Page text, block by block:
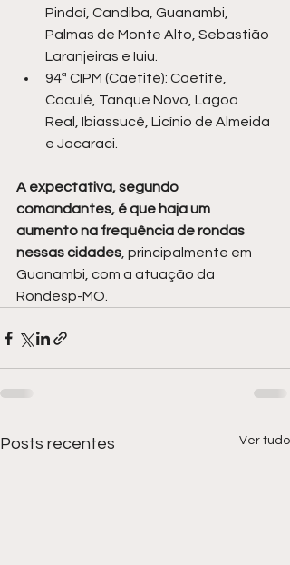
Pindaí, Candiba, Guanambi,
Palmas de Monte Alto, Sebastião
Laranjeiras e Iuiu.
94ª CIPM (Caetité): Caetité,
Caculé, Tanque Novo, Lagoa
Real, Ibiassucê, Licínio de Almeida
e Jacaraci.
A expectativa, segundo
comandantes, é que haja um
aumento na frequência de rondas
nessas cidades, principalmente em
Guanambi, com a atuação da
Rondesp-MO.
Posts recentes Ver tudo